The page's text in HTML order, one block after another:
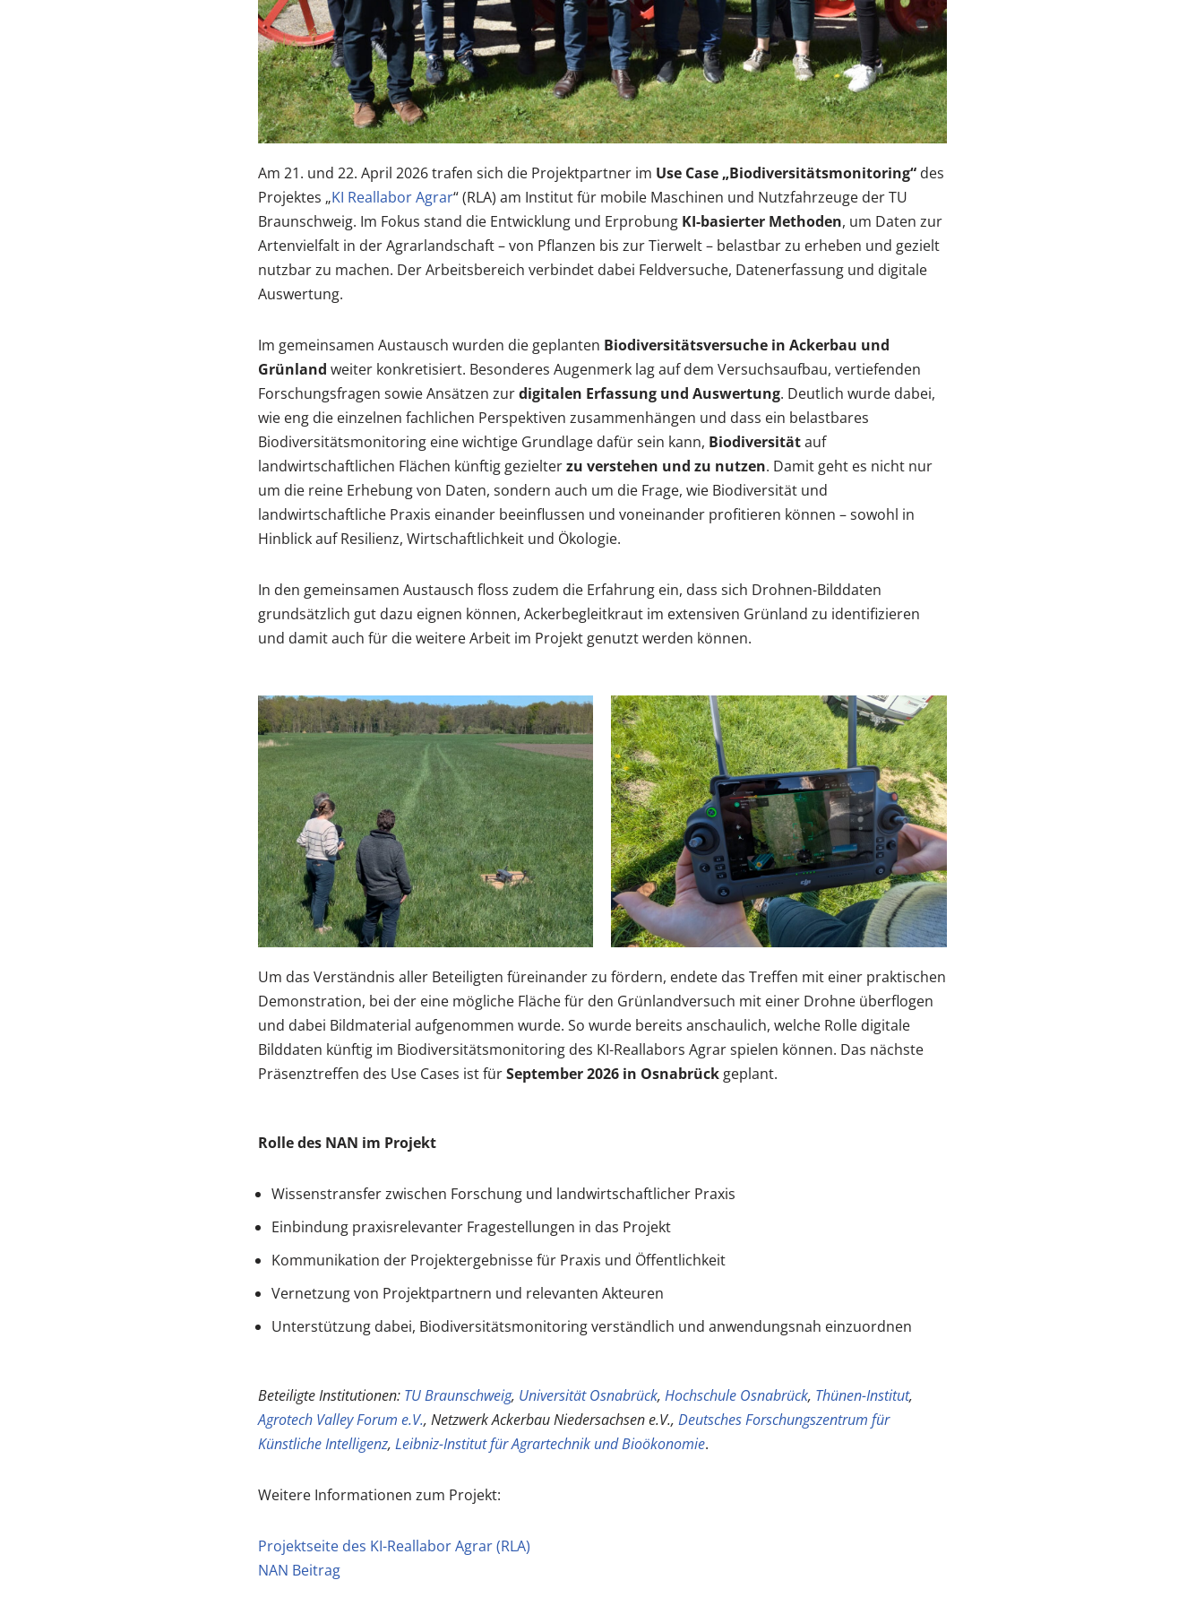
Am 21. und 22. April 2026 trafen sich die Projektpartner im Use Case „Biodiversitätsmonitoring“des
Projektes „KI Reallabor Agrar“ (RLA) am Institut für mobile Maschinen und Nutzfahrzeuge der TU
Braunschweig. Im Fokus stand die Entwicklung und Erprobung KI-basierter Methoden, um Daten zur
Artenvielfalt in der Agrarlandschaft – von Pflanzen bis zur Tierwelt – belastbar zu erheben und gezielt
nutzbar zu machen. Der Arbeitsbereich verbindet dabei Feldversuche, Datenerfassung und digitale
Auswertung.
Im gemeinsamen Austausch wurden die geplanten Biodiversitätsversuche in Ackerbau und
Grünland weiter konkretisiert. Besonderes Augenmerk lag auf dem Versuchsaufbau, vertiefenden
Forschungsfragen sowie Ansätzen zurdigitalen Erfassung und Auswertung. Deutlich wurde dabei,
wie eng die einzelnen fachlichen Perspektiven zusammenhängen und dass ein belastbares
Biodiversitätsmonitoring eine wichtige Grundlage dafür sein kann, Biodiversitätauf
landwirtschaftlichen Flächen künftig gezielterzu verstehen und zu nutzen. Damit geht es nicht nur
um die reine Erhebung von Daten, sondern auch um die Frage, wie Biodiversität und
landwirtschaftliche Praxis einander beeinflussen und voneinander profitieren können – sowohl in
Hinblick auf Resilienz, Wirtschaftlichkeit und Ökologie.
In den gemeinsamen Austausch floss zudem die Erfahrung ein, dass sich Drohnen-Bilddaten
grundsätzlich gut dazu eignen können, Ackerbegleitkraut im extensiven Grünland zu identifizieren
und damit auch für die weitere Arbeit im Projekt genutzt werden können.
Um das Verständnis aller Beteiligten füreinander zu fördern, endete das Treffen mit einer praktischen
Demonstration, bei der eine mögliche Fläche für den Grünlandversuch mit einer Drohne überflogen
und dabei Bildmaterial aufgenommen wurde. So wurde bereits anschaulich, welche Rolle digitale
Bilddaten künftig im Biodiversitätsmonitoring des KI-Reallabors Agrar spielen können. Das nächste
Präsenztreffen des Use Cases ist fürSeptember 2026 in Osnabrückgeplant.
Rolle des NAN im Projekt
Wissenstransfer zwischen Forschung und landwirtschaftlicher Praxis
Einbindung praxisrelevanter Fragestellungen in das Projekt
Kommunikation der Projektergebnisse für Praxis und Öffentlichkeit
Vernetzung von Projektpartnern und relevanten Akteuren
Unterstützung dabei, Biodiversitätsmonitoring verständlich und anwendungsnah einzuordnen
Beteiligte Institutionen: TU Braunschweig, Universität Osnabrück, Hochschule Osnabrück, Thünen-Institut,
Agrotech Valley Forum e.V., Netzwerk Ackerbau Niedersachsen e.V., Deutsches Forschungszentrum für
Künstliche Intelligenz, Leibniz-Institut für Agrartechnik und Bioökonomie.
Weitere Informationen zum Projekt:
Projektseite des KI-Reallabor Agrar (RLA)
NAN Beitrag